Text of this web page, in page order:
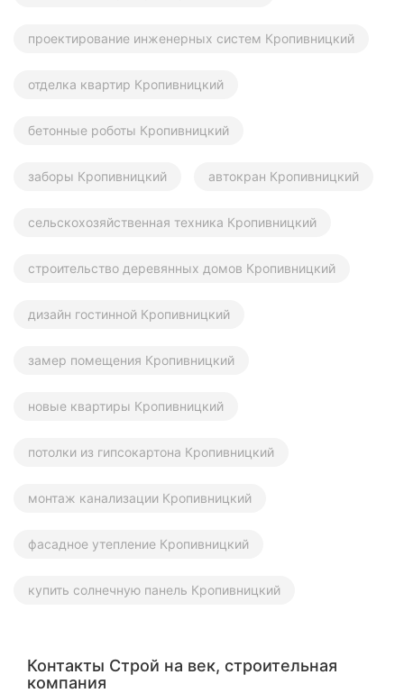
проектирование инженерных систем Кропивницкий
отделка квартир Кропивницкий
бетонные роботы Кропивницкий
заборы Кропивницкий автокран Кропивницкий
сельскохозяйственная техника Кропивницкий
строительство деревянных домов Кропивницкий
дизайн гостинной Кропивницкий
замер помещения Кропивницкий
новые квартиры Кропивницкий
потолки из гипсокартона Кропивницкий
монтаж канализации Кропивницкий
фасадное утепление Кропивницкий
купить солнечную панель Кропивницкий
Контакты Строй на век, строительная
компания